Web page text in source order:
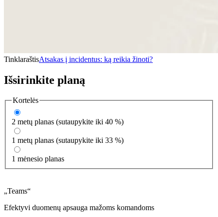
TinklaraštisAtsakas į incidentus: ką reikia žinoti?
Išsirinkite planą
Kortelės
2 metų planas (sutaupykite iki 40 %)
1 metų planas (sutaupykite iki 33 %)
1 mėnesio planas
„Teams“
Efektyvi duomenų apsauga mažoms komandoms